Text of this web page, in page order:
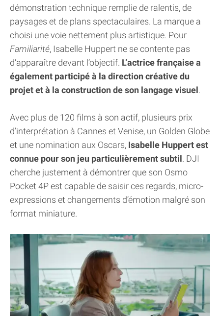
démonstration technique remplie de ralentis, de
paysages et de plans spectaculaires. La marque a
choisi une voie nettement plus artistique. Pour
Familiarité, Isabelle Huppert ne se contente pas
d’apparaître devant l’objectif. L’actrice française a
également participé à la direction créative du
projet et à la construction de son langage visuel.
Avec plus de 120 films à son actif, plusieurs prix
d’interprétation à Cannes et Venise, un Golden Globe
et une nomination aux Oscars, Isabelle Huppert est
connue pour son jeu particulièrement subtil. DJI
cherche justement à démontrer que son Osmo
Pocket 4P est capable de saisir ces regards, micro-
expressions et changements d’émotion malgré son
format miniature.